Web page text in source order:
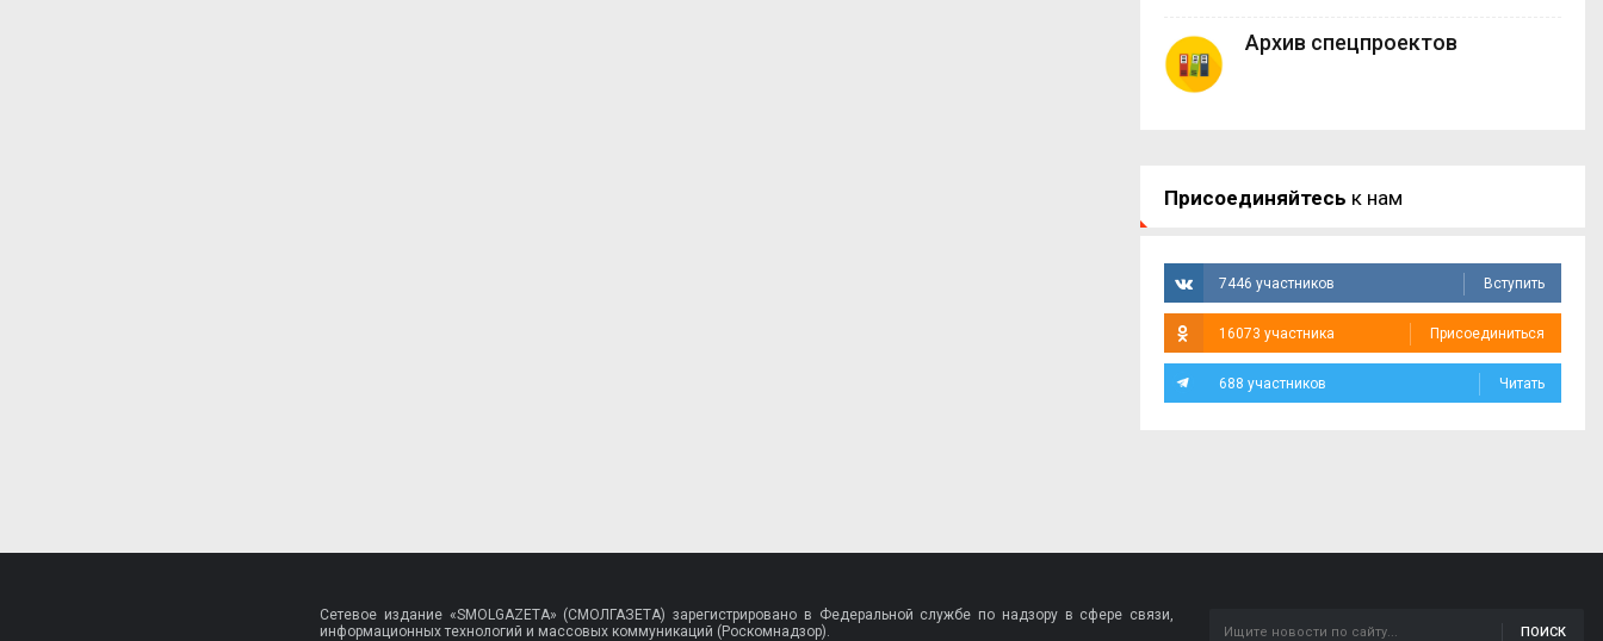
Архив спецпроектов
Присоединяйтесь к нам
7446 участников Вступить
16073 участника Присоединиться
688 участников Читать
Сетевое издание «SMOLGAZETA» (СМОЛГАЗЕТА) зарегистрировано в Федеральной службе по надзору в сфере связи,
информационных технологий и массовых коммуникаций (Роскомнадзор).
ПОИСК